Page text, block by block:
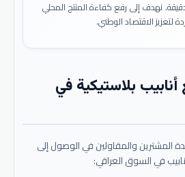
نهدف إلى رفع كفاءة المنتج المحلي
لتعزيز الاقتصاد الوطني.
أنابيب بلاستيكية في
المشترين والمقاولين في الوصول إلى
في السوق العراقي: